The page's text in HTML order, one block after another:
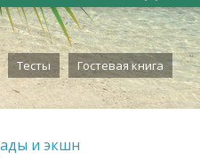
Тесты Гостевая книга
и экшн